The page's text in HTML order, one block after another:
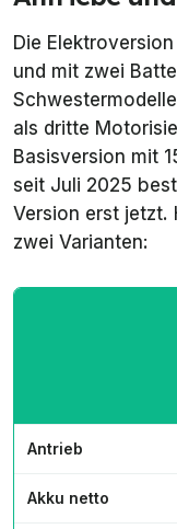
Die
und mit zwei
als dritte
Basisversion mit
seit Juli 2025
Version erst jetzt.
zwei Varianten:
Antrieb
Akku netto